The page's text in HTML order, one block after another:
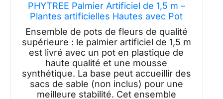
PHYTREE Palmier Artificiel de 1,5 m –
Plantes artificielles Hautes avec Pot
Blanc – Plantes artificielles Tropicales
d'intérieur en Pot – Plante synthétique
pour la Maison, Le Bureau, Le Salon
Ensemble de pots de fleurs de qualité
supérieure : le palmier artificiel de 1,5 m
est livré avec un pot en plastique de
haute qualité et une mousse
synthétique. La base peut accueillir des
sacs de sable (non inclus) pour une
meilleure stabilité. Cet ensemble